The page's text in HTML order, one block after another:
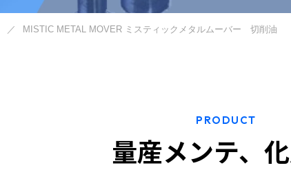
／ MISTIC METAL MOVER ミスティックメタルムーバー 切削油
PRODUCT
量産メンテ、